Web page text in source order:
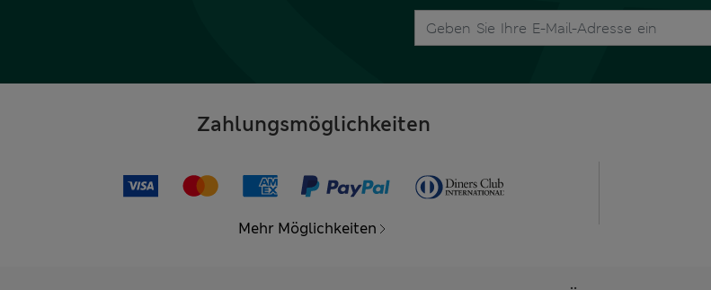
Zahlungsmöglichkeiten
Mehr Möglichkeiten